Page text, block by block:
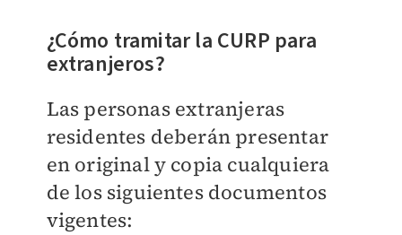
¿Cómo tramitar la CURP para
extranjeros?
Las personas extranjeras
residentes deberán presentar
en original y copia cualquiera
de los siguientes documentos
vigentes: